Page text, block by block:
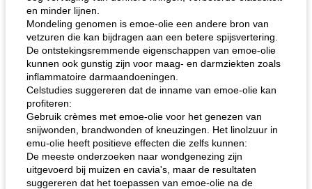
en minder lijnen.
Mondeling genomen is emoe-olie een andere bron van
vetzuren die kan bijdragen aan een betere spijsvertering.
De ontstekingsremmende eigenschappen van emoe-olie
kunnen ook gunstig zijn voor maag- en darmziekten zoals
inflammatoire darmaandoeningen.
Celstudies suggereren dat de inname van emoe-olie kan
profiteren:
Gebruik crèmes met emoe-olie voor het genezen van
snijwonden, brandwonden of kneuzingen. Het linolzuur in
emu-olie heeft positieve effecten die zelfs kunnen:
De meeste onderzoeken naar wondgenezing zijn
uitgevoerd bij muizen en cavia's, maar de resultaten
suggereren dat het toepassen van emoe-olie na de